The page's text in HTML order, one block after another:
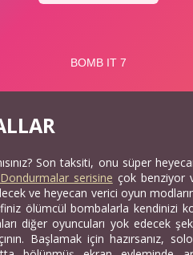
Son taksiti, onu süper
serisine çok benziyor
ve heyecan verici oyun
ölümcül bombalarla kendinizi
diğer oyuncuları yok edecek
Başlamak için hazırsanız,